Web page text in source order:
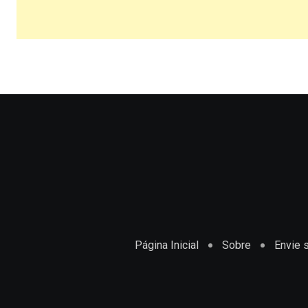
Página Inicial Sobre Envie